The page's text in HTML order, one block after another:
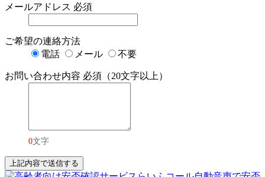
メールアドレス 必須
ご希望の連絡方法
電話
メール 不要
お問い合わせ内容 必須（20文字以上）
0文字
上記内容で送信する